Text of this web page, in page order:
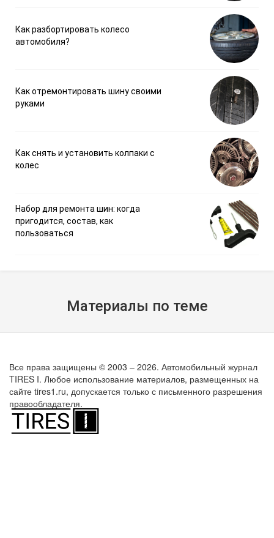
Как разбортировать колесо
автомобиля?
Как отремонтировать шину своими
руками
Как снять и установить колпаки с
колес
Набор для ремонта шин: когда
пригодится, состав, как
пользоваться
Материалы по теме
Все права защищены © 2003 – 2026. Автомобильный журнал
TIRES I. Любое использование материалов, размещенных на
сайте tires1.ru, допускается только с письменного разрешения
правообладателя.